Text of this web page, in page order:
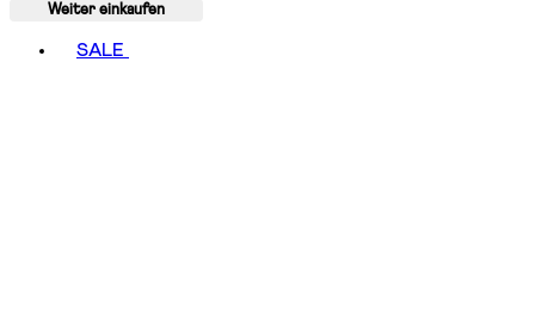
Weiter einkaufen
SALE